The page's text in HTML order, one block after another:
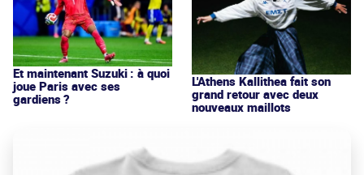
Et maintenant Suzuki : à quoi
joue Paris avec ses
gardiens ?
L'Athens Kallithea fait son
grand retour avec deux
nouveaux maillots